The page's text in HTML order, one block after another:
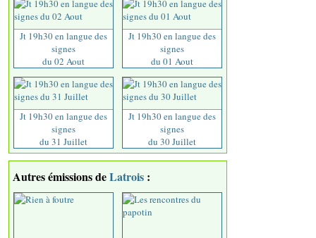
Jt 19h30 en langue des
signes
du 02 Aout
Jt 19h30 en langue des
signes
du 01 Aout
Jt 19h30 en langue des
signes
du 31 Juillet
Jt 19h30 en langue des
signes
du 30 Juillet
Autres émissions deLatrois :